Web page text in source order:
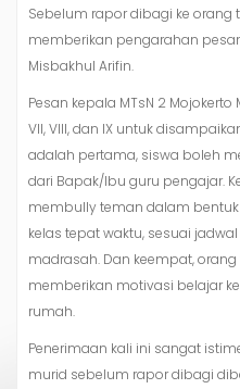
Sebelum rapor dibagi ke orang
memberikan pengarahan
Misbakhul Arifin.
Pesan kepala MTsN 2
VII, VIII, dan IX untuk
adalah pertama, siswa boleh
dari Bapak/Ibu guru pengajar.
membully teman dalam
kelas tepat waktu, sesuai
madrasah. Dan keempat,
memberikan motivasi belajar
rumah.
Penerimaan kali ini sangat
murid sebelum rapor dibagi